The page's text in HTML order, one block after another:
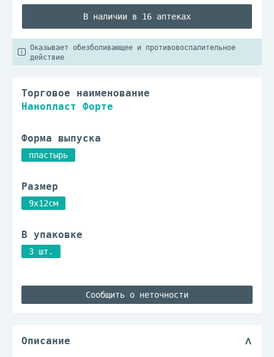
В наличии в 16 аптеках
Оказывает обезболивающее и противовоспалительное
действие
Торговое наименование
Нанопласт Форте
Форма выпуска
пластырь
Размер
9x12см
В упаковке
3 шт.
Сообщить о неточности
Описание